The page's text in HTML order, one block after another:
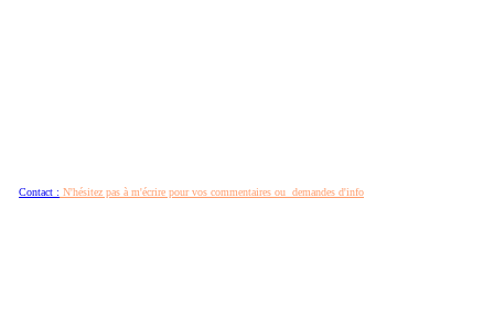
Contact : N'hésitez pas à m'écrire pour vos commentaires ou demandes d'info